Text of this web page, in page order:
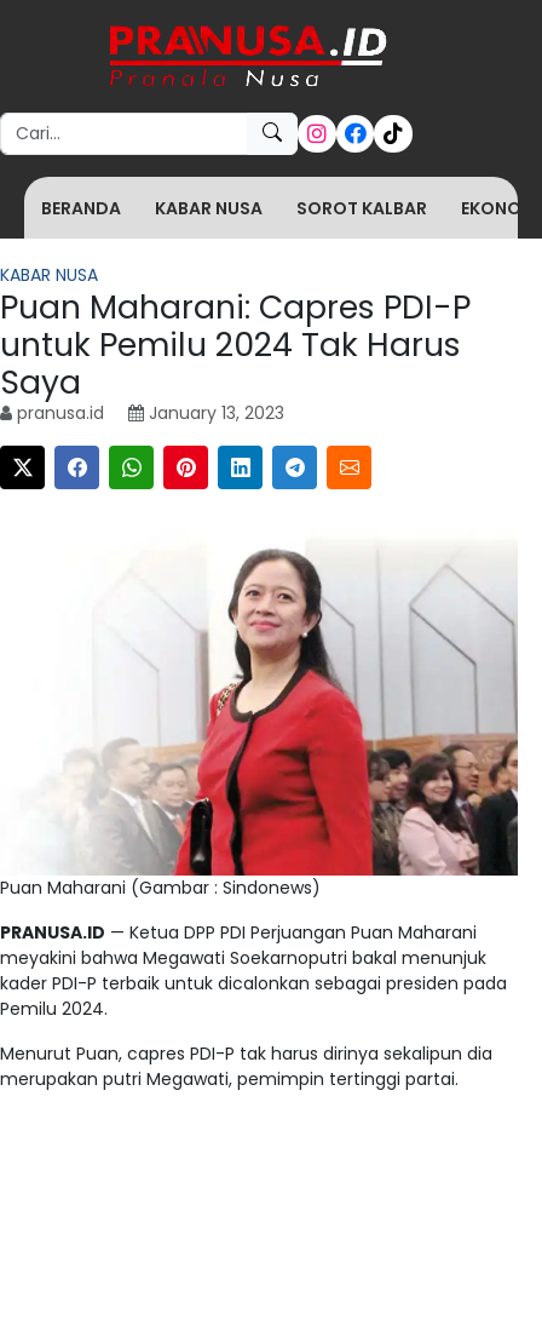
Search for:
BERANDA KABAR NUSA SOROT KALBAR
KABAR NUSA
Puan Maharani: Capres PDI-P
untuk Pemilu 2024 Tak Harus
Saya
pranusa.id January 13, 2023
Puan Maharani (Gambar : Sindonews)
PRANUSA.ID — Ketua DPP PDI Perjuangan Puan Maharani
meyakini bahwa Megawati Soekarnoputri bakal menunjuk
kader PDI-P terbaik untuk dicalonkan sebagai presiden pada
Pemilu 2024.
Menurut Puan, capres PDI-P tak harus dirinya sekalipun dia
merupakan putri Megawati, pemimpin tertinggi partai.